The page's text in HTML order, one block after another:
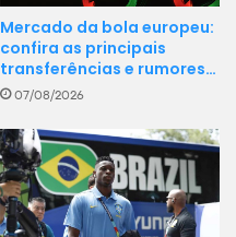
Mercado da bola europeu:
confira as principais
transferências e rumores…
07/08/2026